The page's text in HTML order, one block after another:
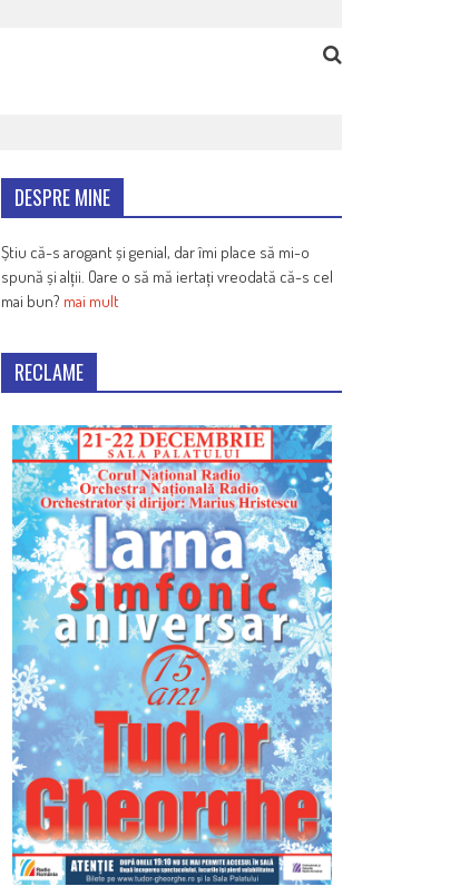
DESPRE MINE
Știu că-s arogant și genial, dar îmi place să mi-o
spună și alții. Oare o să mă iertați vreodată că-s cel
mai bun? mai mult
RECLAME